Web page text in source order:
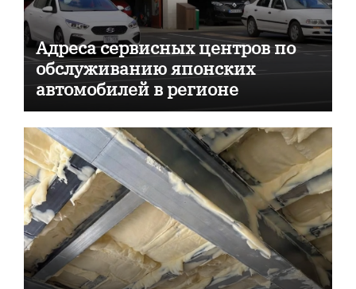
Адреса сервисных центров по
обслуживанию японских
автомобилей в регионе